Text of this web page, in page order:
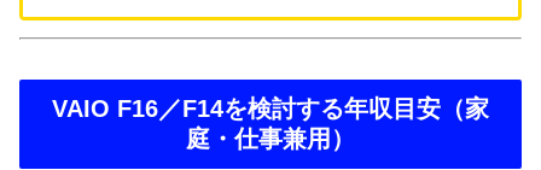
VAIO F16／F14を検討する年収目安（家
庭・仕事兼用）